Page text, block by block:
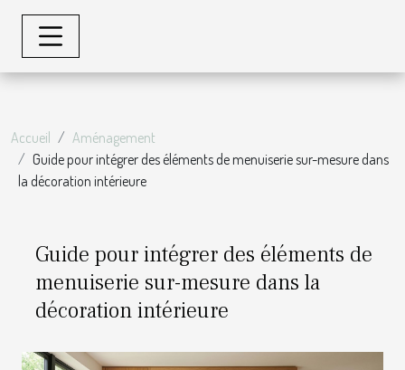
Accueil
Aménagement
Guide pour intégrer des éléments de menuiserie sur-mesure dans
la décoration intérieure
Guide pour intégrer des éléments de
menuiserie sur-mesure dans la
décoration intérieure